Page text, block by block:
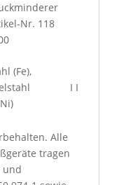
Nr. 118
(Fe),
I I
Alle
tragen
und